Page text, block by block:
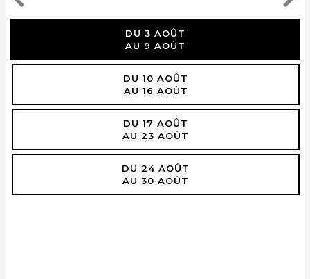
DU 3 AOÛT
AU 9 AOÛT
DU 10 AOÛT
AU 16 AOÛT
DU 17 AOÛT
AU 23 AOÛT
DU 24 AOÛT
AU 30 AOÛT